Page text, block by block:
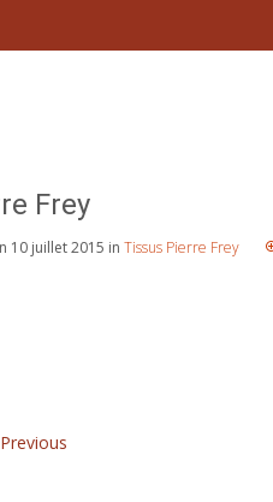
Frey
10 juillet 2015 in Tissus Pierre Frey
Previous